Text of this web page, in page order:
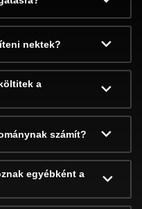
nektek?
a
számít?
egyébként a